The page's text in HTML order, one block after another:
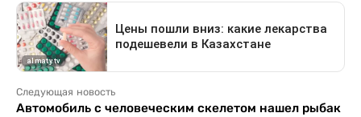
Следующая новость
Автомобиль с человеческим скелетом нашел рыбак